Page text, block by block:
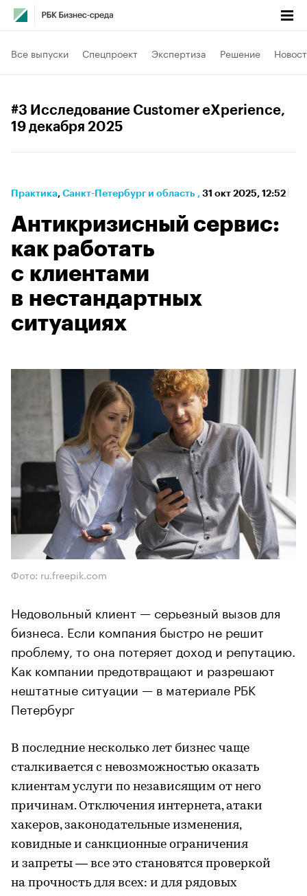
Все выпуски Спецпроект Экспертиза Решение
#3 Исследование Customer eXperience,
19 декабря 2025
Практика⁠, Санкт-Петербург и область , 31 окт 2025, 12:52
Антикризисный сервис:
как работать
с клиентами
в нестандартных
ситуациях
Фото: ru.freepik.com
Недовольный клиент — серьезный вызов для
бизнеса. Если компания быстро не решит
проблему, то она потеряет доход и репутацию.
Как компании предотвращают и разрешают
нештатные ситуации — в материале РБК
Петербург
В последние несколько лет бизнес чаще
сталкивается с невозможностью оказать
клиентам услуги по независящим от него
причинам. Отключения интернета, атаки
хакеров, законодательные изменения,
ковидные и санкционные ограничения
и запреты — все это становятся проверкой
на прочность для всех: и для рядовых